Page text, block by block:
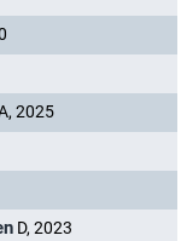
2025
D, 2023